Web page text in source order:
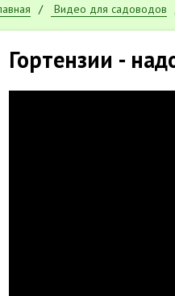
Видео для садоводов
Гортензии -